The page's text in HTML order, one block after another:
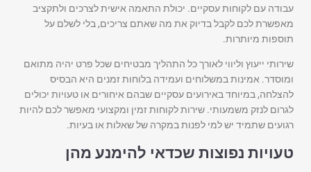
עבודה עם לקוחות עסקיים. יכולת התאמה אישית לצרכים ולתקציב
מאפשרת לכם לקבל בדיוק את מה שאתם צריכים, בלי לשלם על
תוספות מיותרות.
שירותי ייעוץ וליווי לאורך כל התהליך מבטיחים שכל פרט יהיה מתואם
ומוסדר. אמינות במשלוחים ועמידה בלוחות זמנים היא הבסיס
להצלחה, במיוחד באירועים עסקיים שבהם איחורים או טעויות יכולים
לגרום לנזק משמעותי. שירות לקוחות זמין ומקצועי מאפשר לכם להיות
רגועים שתמיד יש למי לפנות במקרה של שאלות או בעיות.
טעויות נפוצות שכדאי להימנע מהן